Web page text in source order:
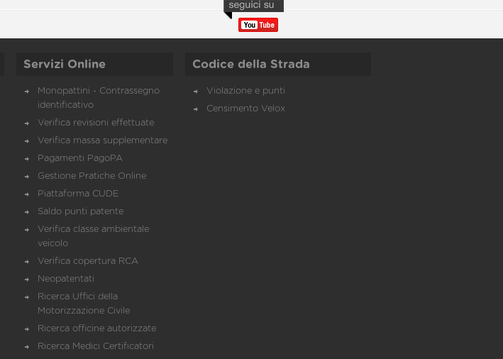
Servizi Online
Monopattini - Contrassegno
identificativo
Verifica revisioni effettuate
Verifica massa supplementare
Pagamenti PagoPA
Gestione Pratiche Online
Piattaforma CUDE
Saldo punti patente
Verifica classe ambientale
veicolo
Verifica copertura RCA
Neopatentati
Ricerca Uffici della
Motorizzazione Civile
Ricerca officine autorizzate
Ricerca Medici Certificatori
Codice della Strada
Violazione e punti
Censimento Velox